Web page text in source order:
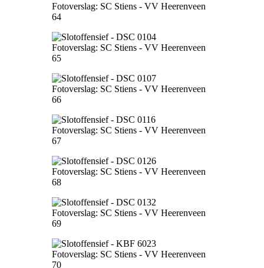
Fotoverslag: SC Stiens - VV Heerenveen
64
Fotoverslag: SC Stiens - VV Heerenveen
65
Fotoverslag: SC Stiens - VV Heerenveen
66
Fotoverslag: SC Stiens - VV Heerenveen
67
Fotoverslag: SC Stiens - VV Heerenveen
68
Fotoverslag: SC Stiens - VV Heerenveen
69
Fotoverslag: SC Stiens - VV Heerenveen
70